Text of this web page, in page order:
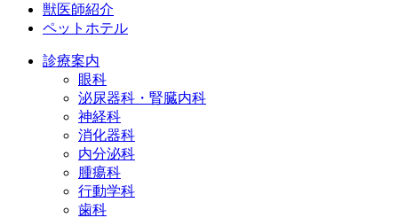
獣医師紹介
ペットホテル
診療案内
眼科
泌尿器科・腎臓内科
神経科
消化器科
内分泌科
腫瘍科
行動学科
歯科